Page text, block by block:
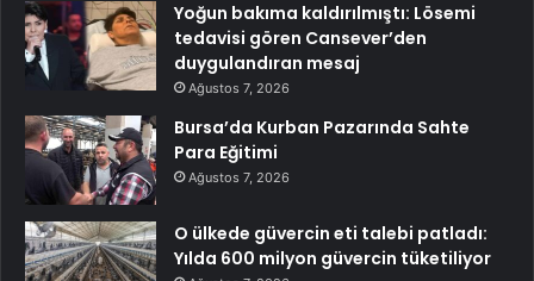
Yoğun bakıma kaldırılmıştı: Lösemi
tedavisi gören Cansever’den
duygulandıran mesaj
Ağustos 7, 2026
Bursa’da Kurban Pazarında Sahte
Para Eğitimi
Ağustos 7, 2026
O ülkede güvercin eti talebi patladı:
Yılda 600 milyon güvercin tüketiliyor